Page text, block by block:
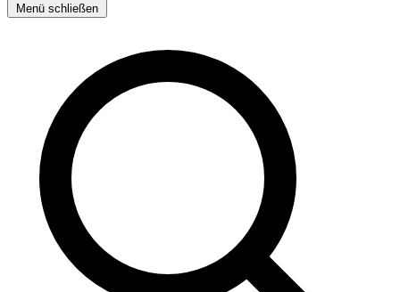
Menü schließen